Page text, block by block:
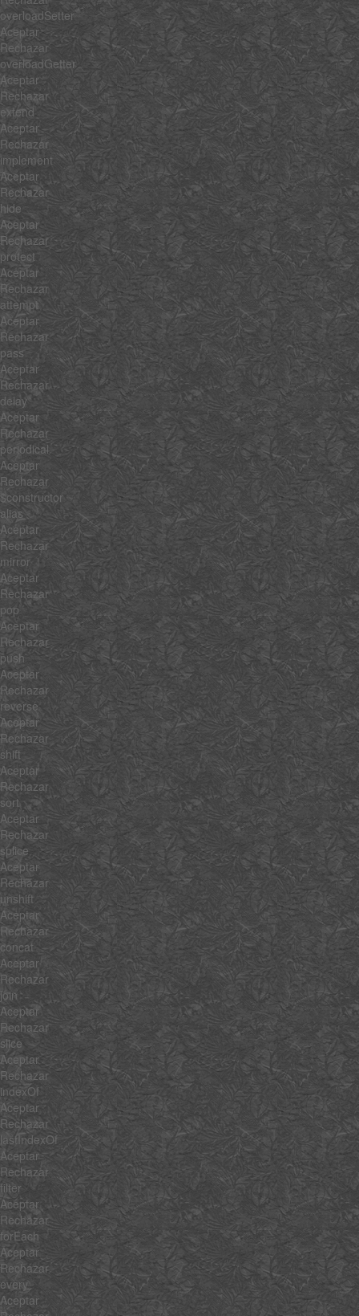
overloadSetter
Aceptar
Rechazar
overloadGetter
Aceptar
Rechazar
extend
Aceptar
Rechazar
implement
Aceptar
Rechazar
hide
Aceptar
Rechazar
protect
Aceptar
Rechazar
attempt
Aceptar
Rechazar
pass
Aceptar
Rechazar
delay
Aceptar
Rechazar
periodical
Aceptar
Rechazar
$constructor
alias
Aceptar
Rechazar
mirror
Aceptar
Rechazar
pop
Aceptar
Rechazar
push
Aceptar
Rechazar
reverse
Aceptar
Rechazar
shift
Aceptar
Rechazar
sort
Aceptar
Rechazar
splice
Aceptar
Rechazar
unshift
Aceptar
Rechazar
concat
Aceptar
Rechazar
join
Aceptar
Rechazar
slice
Aceptar
Rechazar
indexOf
Aceptar
Rechazar
lastIndexOf
Aceptar
Rechazar
filter
Aceptar
Rechazar
forEach
Aceptar
Rechazar
every
Aceptar